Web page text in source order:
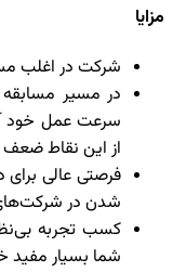
مزایا
شرکت در اغلب
در مسیر
سرعت عمل خود
از این نقاط ضعف
فرصتی عالی
شدن در
کسب تجربه‌
شما بسیار مفید